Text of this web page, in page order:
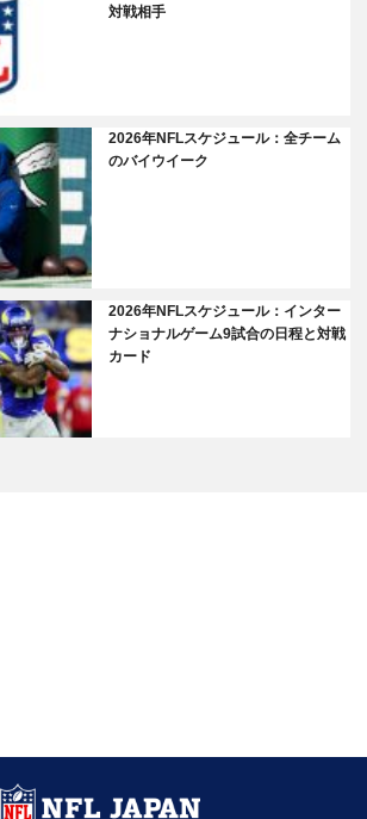
対戦相手
2026年NFLスケジュール：全チーム
のバイウイーク
2026年NFLスケジュール：インター
ナショナルゲーム9試合の日程と対戦
カード